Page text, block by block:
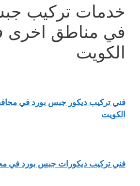
خدمات تركيب
في مناطق اخرى
الكويت
فني تركيب ديكور جبس بورد في
الكويت
فني تركيب ديكورات جبس بورد في